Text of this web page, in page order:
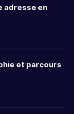
adresse en
et parcours